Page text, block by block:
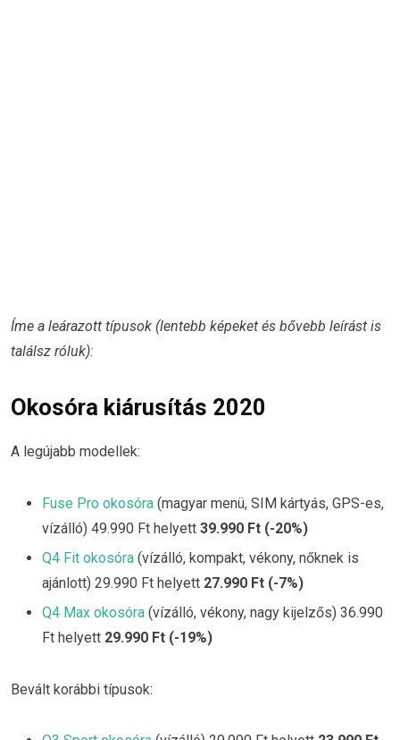
Íme a leárazott típusok (lentebb képeket és bővebb leírást is
találsz róluk):
Okosóra kiárusítás 2020
A legújabb modellek:
Fuse Pro okosóra (magyar menü, SIM kártyás, GPS-es,
vízálló) 49.990 Ft helyett 39.990 Ft (-20%)
Q4 Fit okosóra (vízálló, kompakt, vékony, nőknek is
ajánlott) 29.990 Ft helyett 27.990 Ft (-7%)
Q4 Max okosóra (vízálló, vékony, nagy kijelzős) 36.990
Ft helyett 29.990 Ft (-19%)
Bevált korábbi típusok: